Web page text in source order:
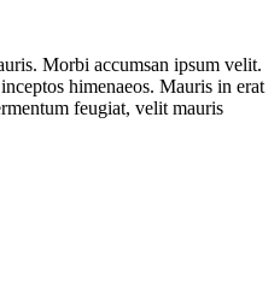
Morbi accumsan ipsum velit.
himenaeos. Mauris in erat
feugiat, velit mauris